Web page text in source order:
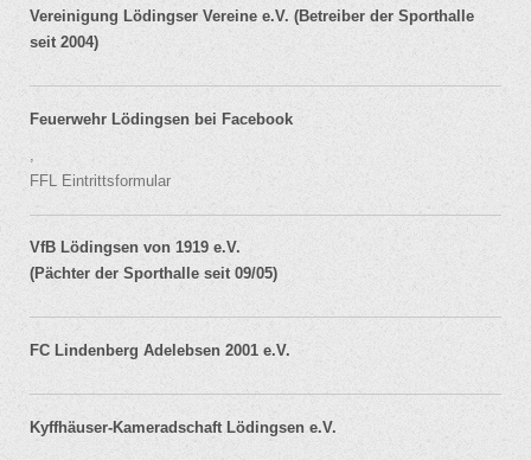
Vereinigung Lödingser Vereine e.V. (Betreiber der Sporthalle
seit 2004)
Feuerwehr Lödingsen bei Facebook
,
FFL Eintrittsformular
VfB Lödingsen von 1919 e.V.
(Pächter der Sporthalle seit 09/05)
FC Lindenberg Adelebsen 2001 e.V.
Kyffhäuser-Kameradschaft Lödingsen e.V.